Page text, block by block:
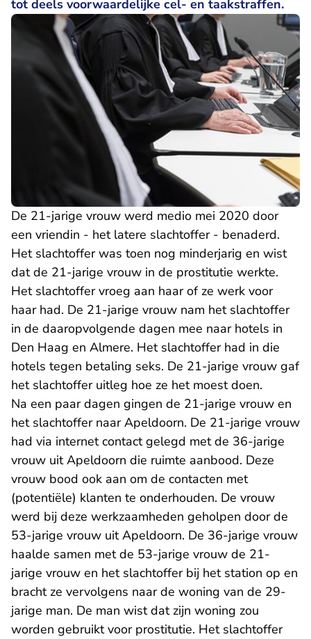
tot deels voorwaardelijke cel- en taakstraffen.
De 21-jarige vrouw werd medio mei 2020 door
een vriendin - het latere slachtoffer - benaderd.
Het slachtoffer was toen nog minderjarig en wist
dat de 21-jarige vrouw in de prostitutie werkte.
Het slachtoffer vroeg aan haar of ze werk voor
haar had. De 21-jarige vrouw nam het slachtoffer
in de daaropvolgende dagen mee naar hotels in
Den Haag en Almere. Het slachtoffer had in die
hotels tegen betaling seks. De 21-jarige vrouw gaf
het slachtoffer uitleg hoe ze het moest doen.
Na een paar dagen gingen de 21-jarige vrouw en
het slachtoffer naar Apeldoorn. De 21-jarige vrouw
had via internet contact gelegd met de 36-jarige
vrouw uit Apeldoorn die ruimte aanbood. Deze
vrouw bood ook aan om de contacten met
(potentiële) klanten te onderhouden. De vrouw
werd bij deze werkzaamheden geholpen door de
53-jarige vrouw uit Apeldoorn. De 36-jarige vrouw
haalde samen met de 53-jarige vrouw de 21-
jarige vrouw en het slachtoffer bij het station op en
bracht ze vervolgens naar de woning van de 29-
jarige man. De man wist dat zijn woning zou
worden gebruikt voor prostitutie. Het slachtoffer